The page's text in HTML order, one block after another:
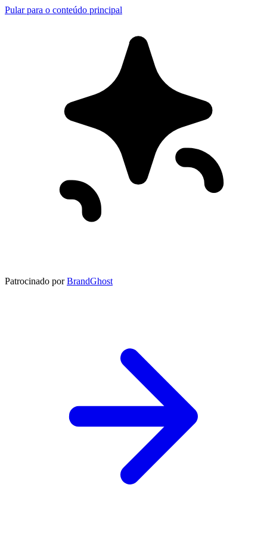
Pular para o conteúdo principal
Patrocinado por BrandGhost